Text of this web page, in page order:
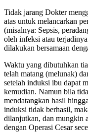
Tidak jarang Dokter
atas untuk melancarkan
(misalnya: Sepsis,
oleh infeksi atau
dilakukan bersamaan
Waktu yang dibutuhkan
telah matang (melunak)
setelah induksi ibu dapat
kemudian. Namun bila
mendatangkan hasil
induksi tidak berhasil,
dilanjutkan, dan mungkin
dengan Operasi Cesar